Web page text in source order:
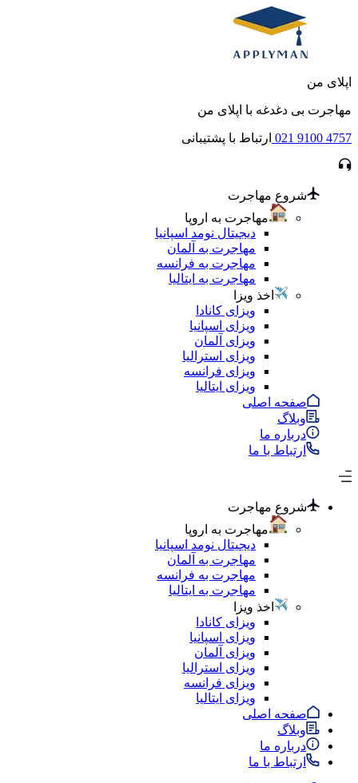
اپلای من
مهاجرت بی دغدغه با اپلای من
021 9100 4757 ارتباط با پشتیبانی
شروع مهاجرت
مهاجرت به اروپا
دیجیتال نومد اسپانیا
مهاجرت به آلمان
مهاجرت به فرانسه
مهاجرت به ایتالیا
اخذ ویزا
ویزای کانادا
ویزای اسپانیا
ویزای آلمان
ویزای استرالیا
ویزای فرانسه
ویزای ایتالیا
صفحه اصلی
وبلاگ
درباره ما
ارتباط با ما
شروع مهاجرت
مهاجرت به اروپا
دیجیتال نومد اسپانیا
مهاجرت به آلمان
مهاجرت به فرانسه
مهاجرت به ایتالیا
اخذ ویزا
ویزای کانادا
ویزای اسپانیا
ویزای آلمان
ویزای استرالیا
ویزای فرانسه
ویزای ایتالیا
صفحه اصلی
وبلاگ
درباره ما
ارتباط با ما